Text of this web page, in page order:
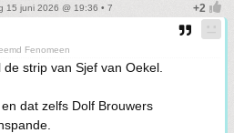
15 juni 2026 @ 19:36 • 7
Fenomeen
strip van Sjef van Oekel.
dat zelfs Dolf Brouwers